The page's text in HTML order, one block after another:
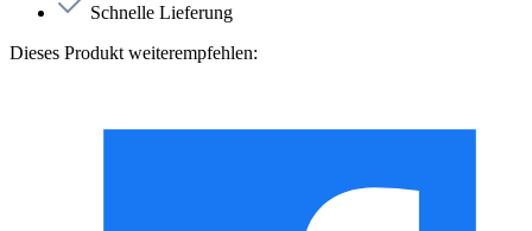
Schnelle Lieferung
Dieses Produkt weiterempfehlen: